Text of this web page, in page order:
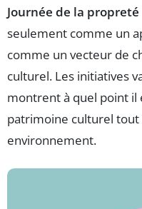
Journée de la
seulement comme un
comme un vecteur de
culturel. Les initiatives
montrent à quel point il
patrimoine culturel
environnement.